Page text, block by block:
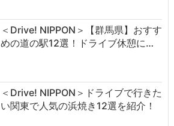
＜Drive! NIPPON＞【群馬県】おすす
めの道の駅12選！ドライブ休憩に…
＜Drive! NIPPON＞ドライブで行きた
い関東で人気の浜焼き12選を紹介！